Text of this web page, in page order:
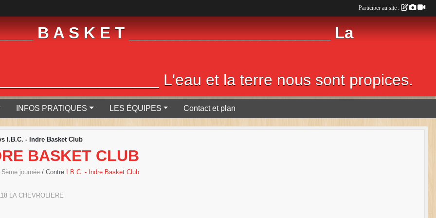
B A S K E T _______________________ La
L'eau et la terre nous sont propices.
INFOS PRATIQUES LES ÉQUIPES Contact et plan
I.B.C. - Indre Basket Club
BASKET CLUB
journée / Contre I.B.C. - Indre Basket Club
LA CHEVROLIERE
Participer au site :